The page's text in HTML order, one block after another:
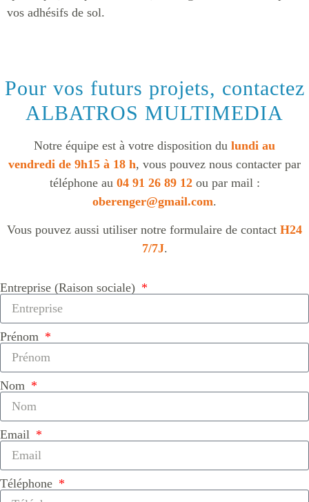
vos adhésifs de sol.
Pour vos futurs projets, contactez
ALBATROS MULTIMEDIA
Notre équipe est à votre disposition du lundi au
vendredi de 9h15 à 18 h, vous pouvez nous contacter par
téléphone au 04 91 26 89 12ou par mail :
oberenger@gmail.com.
Vous pouvez aussi utiliser notre formulaire de contact H24
7/7J.
Entreprise (Raison sociale)
Prénom
Nom
Email
Téléphone